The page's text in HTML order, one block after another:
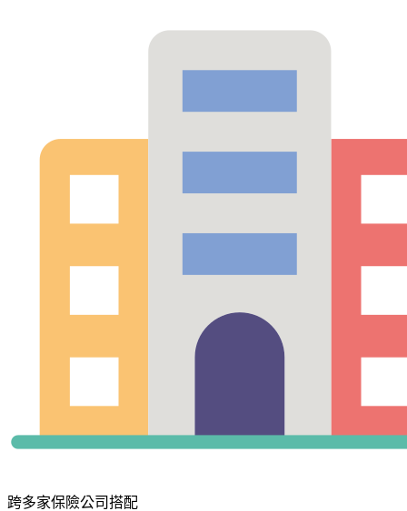
跨多家保險公司搭配